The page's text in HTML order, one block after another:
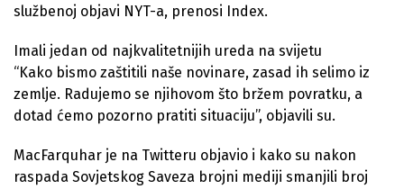
službenoj objavi NYT-a, prenosi Index.
Imali jedan od najkvalitetnijih ureda na svijetu
“Kako bismo zaštitili naše novinare, zasad ih selimo iz
zemlje. Radujemo se njihovom što bržem povratku, a
dotad ćemo pozorno pratiti situaciju”, objavili su.
MacFarquhar je na Twitteru objavio i kako su nakon
raspada Sovjetskog Saveza brojni mediji smanjili broj